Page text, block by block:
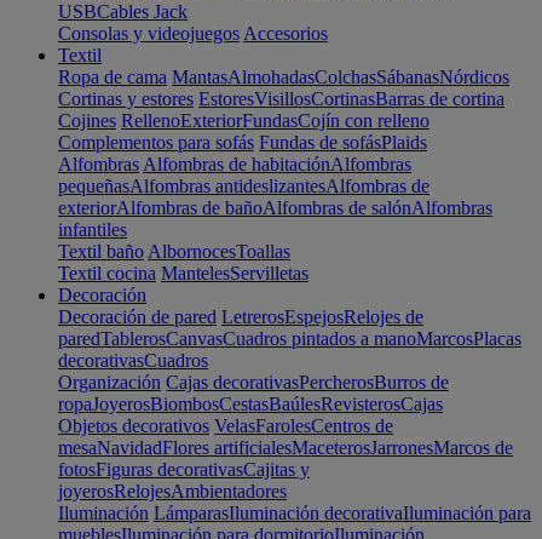
USBCables Jack
Consolas y videojuegos Accesorios
Textil
Ropa de cama MantasAlmohadasColchasSábanasNórdicos
Cortinas y estores EstoresVisillosCortinasBarras de cortina
Cojines RellenoExteriorFundasCojín con relleno
Complementos para sofás Fundas de sofásPlaids
Alfombras Alfombras de habitaciónAlfombras
pequeñasAlfombras antideslizantesAlfombras de
exteriorAlfombras de bañoAlfombras de salónAlfombras
infantiles
Textil baño AlbornocesToallas
Textil cocina MantelesServilletas
Decoración
Decoración de pared LetrerosEspejosRelojes de
paredTablerosCanvasCuadros pintados a manoMarcosPlacas
decorativasCuadros
Organización Cajas decorativasPercherosBurros de
ropaJoyerosBiombosCestasBaúlesRevisterosCajas
Objetos decorativos VelasFarolesCentros de
mesaNavidadFlores artificialesMaceterosJarronesMarcos de
fotosFiguras decorativasCajitas y
joyerosRelojesAmbientadores
Iluminación LámparasIluminación decorativaIluminación para
mueblesIluminación para dormitorioIluminación